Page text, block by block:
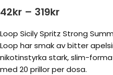
42kr – 319kr
Loop Sicily Spritz Strong
Loop har smak av bitter
nikotinstyrka stark, slim-
med 20 prillor per dosa.